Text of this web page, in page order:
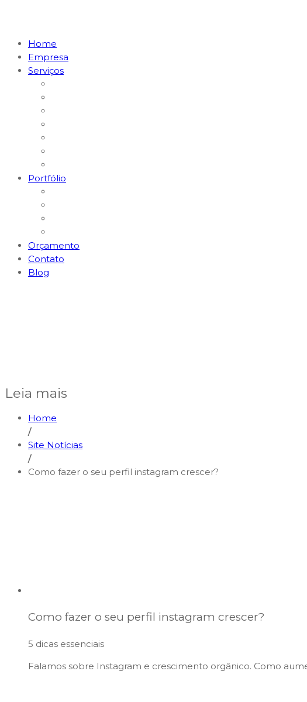
Home
Empresa
Serviços
Portfólio
Orçamento
Contato
Blog
Leia mais
Home
/
Site Notícias
/
Como fazer o seu perfil instagram crescer?
Como fazer o seu perfil instagram crescer?
5 dicas essenciais
Falamos sobre Instagram e crescimento orgânico. Como